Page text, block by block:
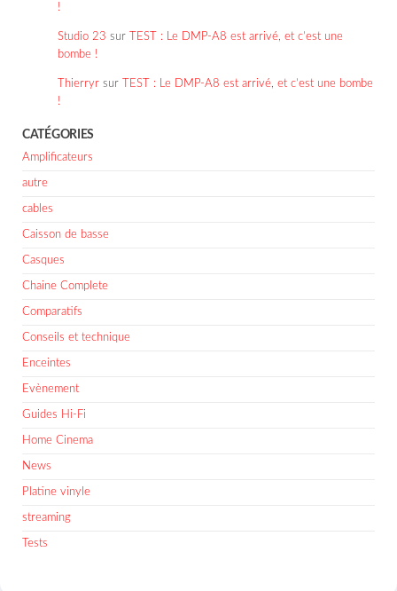
!
Studio 23 sur
TEST : Le DMP-A8 est arrivé, et c’est une
bombe !
Thierryr sur
TEST : Le DMP-A8 est arrivé, et c’est une bombe
!
CATÉGORIES
Amplificateurs
autre
cables
Caisson de basse
Casques
Chaine Complete
Comparatifs
Conseils et technique
Enceintes
Evènement
Guides Hi-Fi
Home Cinema
News
Platine vinyle
streaming
Tests